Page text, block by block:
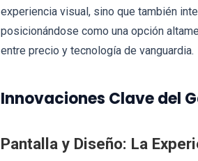
experiencia visual, sino que también
posicionándose como una opción
entre precio y tecnología de vanguardia.
Innovaciones Clave del
Pantalla y Diseño: La